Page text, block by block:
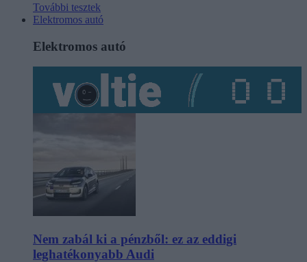
További tesztek
Elektromos autó
Elektromos autó
Nem zabál ki a pénzből: ez az eddigi
leghatékonyabb Audi